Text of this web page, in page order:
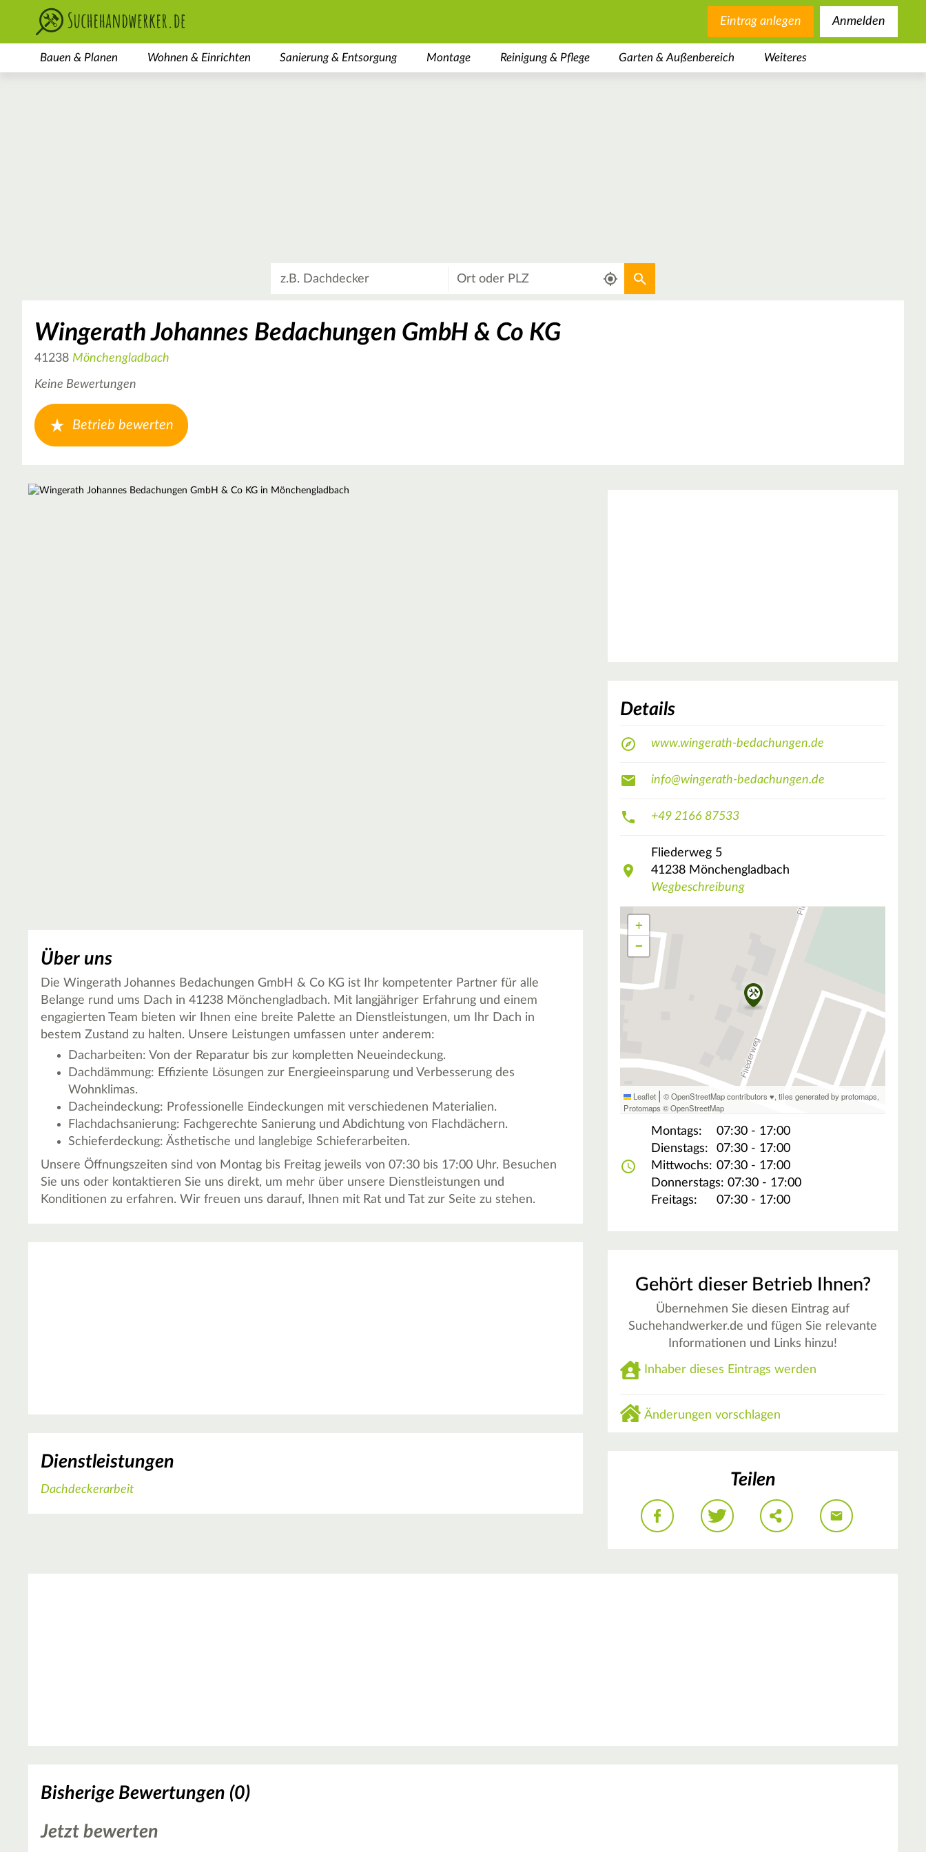
Eintrag anlegen Anmelden
Bauen & Planen Wohnen & Einrichten Sanierung & Entsorgung Montage Reinigung & Pflege Garten & Außenbereich Weiteres
Aktuellen Standort verwenden
Wingerath Johannes Bedachungen GmbH & Co KG
41238 Mönchengladbach
Keine Bewertungen
Betrieb bewerten
Über uns
Die Wingerath Johannes Bedachungen GmbH & Co KG ist Ihr kompetenter Partner für alle
Belange rund ums Dach in 41238 Mönchengladbach. Mit langjähriger Erfahrung und einem
engagierten Team bieten wir Ihnen eine breite Palette an Dienstleistungen, um Ihr Dach in
bestem Zustand zu halten. Unsere Leistungen umfassen unter anderem:
Dacharbeiten: Von der Reparatur bis zur kompletten Neueindeckung.
Dachdämmung: Effiziente Lösungen zur Energieeinsparung und Verbesserung des
Wohnklimas.
Dacheindeckung: Professionelle Eindeckungen mit verschiedenen Materialien.
Flachdachsanierung: Fachgerechte Sanierung und Abdichtung von Flachdächern.
Schieferdeckung: Ästhetische und langlebige Schieferarbeiten.
Unsere Öffnungszeiten sind von Montag bis Freitag jeweils von 07:30 bis 17:00 Uhr. Besuchen
Sie uns oder kontaktieren Sie uns direkt, um mehr über unsere Dienstleistungen und
Konditionen zu erfahren. Wir freuen uns darauf, Ihnen mit Rat und Tat zur Seite zu stehen.
Dienstleistungen
Dachdeckerarbeit
Details
www.wingerath-bedachungen.de
info@wingerath-bedachungen.de
+49 2166 87533
Fliederweg 5
41238 Mönchengladbach
Wegbeschreibung
+
−
Leaflet | © OpenStreetMap contributors ♥,tiles generated by protomaps,
Protomaps ©OpenStreetMap
Montags:
07:30 - 17:00
Dienstags:
07:30 - 17:00
Mittwochs: 07:30 - 17:00
Donnerstags: 07:30 - 17:00
Freitags:
07:30 - 17:00
Gehört dieser Betrieb Ihnen?
Übernehmen Sie diesen Eintrag auf
Suchehandwerker.de und fügen Sie relevante
Informationen und Links hinzu!
Inhaber dieses Eintrags werden
Änderungen vorschlagen
Teilen
Bisherige Bewertungen (0)
Jetzt bewerten